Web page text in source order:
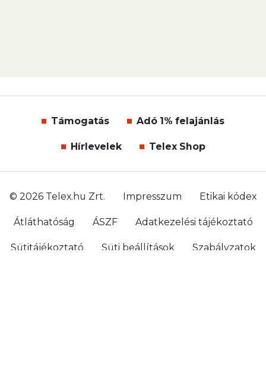
Támogatás Adó 1% felajánlás
Hírlevelek Telex Shop
© 2026 Telex.hu Zrt. Impresszum Etikai kódex
Átláthatóság ÁSZF Adatkezelési tájékoztató
Sütitájékoztató Süti beállítások Szabályzatok